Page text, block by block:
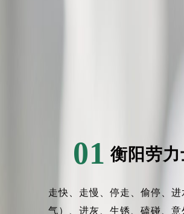
内蒙古自治区
内蒙古自治区
内蒙古自治区
内蒙古自治区
内蒙古自治区乌
内蒙古自治区
内蒙古自治区锡
内蒙古自治区兴
01 衡阳劳力
走快、走慢、停走、偷停、
气）、进灰、生锈、磕碰、意